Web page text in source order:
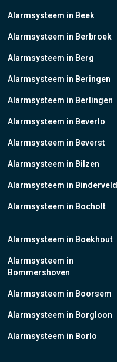
Alarmsysteem in Beek
Alarmsysteem in Berbroek
Alarmsysteem in Berg
Alarmsysteem in Beringen
Alarmsysteem in Berlingen
Alarmsysteem in Beverlo
Alarmsysteem in Beverst
Alarmsysteem in Bilzen
Alarmsysteem in Binderveld
Alarmsysteem in Bocholt
Alarmsysteem in Boekhout
Alarmsysteem in
Bommershoven
Alarmsysteem in Boorsem
Alarmsysteem in Borgloon
Alarmsysteem in Borlo